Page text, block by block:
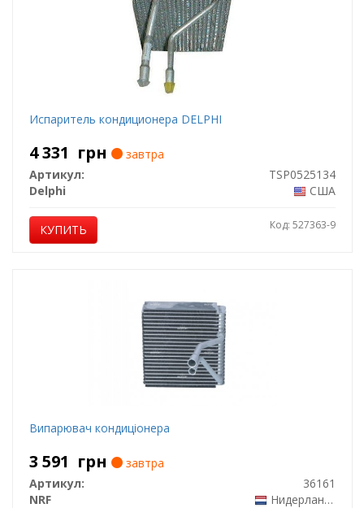
Испаритель кондиционера DELPHI
4 331 грн
завтра
Артикул:
TSP0525134
Delphi
США
КУПИТЬ Код: 527363-9
Випарювач кондиціонера
3 591 грн
завтра
Артикул:
36161
NRF
Нидерланды